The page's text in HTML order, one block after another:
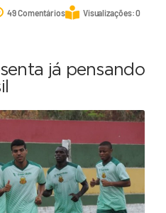
49 Comentários Visualizações: 0
já pensando